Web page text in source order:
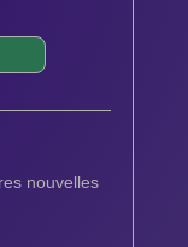
nouvelles